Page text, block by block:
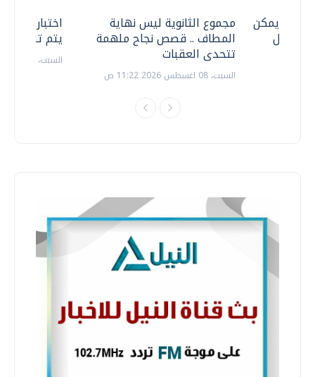
اختبارات
يتم
السبت، 18 يوليو 2026 09:22 ص
مجموع الثانوية ليس نهاية
المطاف .. قصص نجاح ملهمة
تتحدى العقبات
السبت، 08 اغسطس 2026 11:22 ص
.. هل يمكن
نتعامل